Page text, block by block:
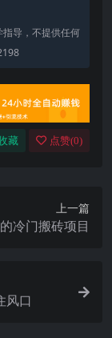
导，不提供任何
藏 点赞(0)
上一篇
冷门搬砖项目
风口